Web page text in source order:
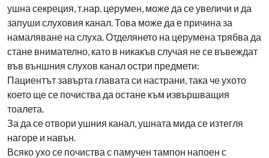
ушна секреция, т.нар. церумен, може да се увеличи и да
запуши слуховия канал. Това може да е причина за
намаляване на слуха. Отделянето на церумена трябва да
стане внимателно, като в никакъв случая не се въвеждат
във външния слухов канал остри предмети:
Пациентът завърта главата си настрани, така че ухото
което ще се почиства да остане към извършващия
тоалета.
За да се отвори ушния канал, ушната мида се изтегля
нагоре и навън.
Всяко ухо се почиства с памучен тампон напоен с